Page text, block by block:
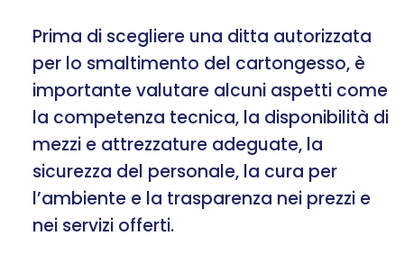
Prima di scegliere una ditta autorizzata
per lo smaltimento del cartongesso, è
importante valutare alcuni aspetti come
la competenza tecnica, la disponibilità di
mezzi e attrezzature adeguate, la
sicurezza del personale, la cura per
l’ambiente e la trasparenza nei prezzi e
nei servizi offerti.